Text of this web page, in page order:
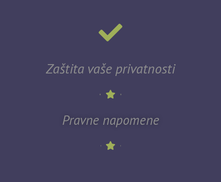
Zaštita vaše privatnosti
Pravne napomene